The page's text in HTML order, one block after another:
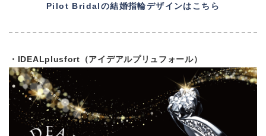
Pilot Bridalの結婚指輪デザインはこちら
・IDEALplusfort（アイデアルプリュフォール）